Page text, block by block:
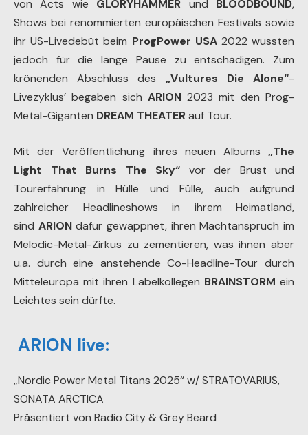
von Acts wie GLORYHAMMER und BLOODBOUND,
Shows bei renommierten europäischen Festivals sowie
ihr US-Livedebüt beim ProgPower USA2022 wussten
jedoch für die lange Pause zu entschädigen. Zum
krönenden Abschluss des „Vultures Die Alone“-
Livezyklus’ begaben sich ARION2023 mit den Prog-
Metal-Giganten DREAM THEATERauf Tour.
Mit der Veröffentlichung ihres neuen Albums „The
Light That Burns The Sky“ vor der Brust und
Tourerfahrung in Hülle und Fülle, auch aufgrund
zahlreicher Headlineshows in ihrem Heimatland,
sind ARIONdafür gewappnet, ihren Machtanspruch im
Melodic-Metal-Zirkus zu zementieren, was ihnen aber
u.a. durch eine anstehende Co-Headline-Tour durch
Mitteleuropa mit ihren Labelkollegen BRAINSTORM ein
Leichtes sein dürfte.
ARION live:
„Nordic Power Metal Titans 2025“ w/ STRATOVARIUS,
SONATA ARCTICA
Präsentiert von Radio City & Grey Beard